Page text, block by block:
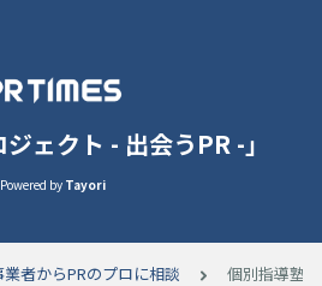
ジェクト - 出会うPR -」
Powered by Tayori
者からPRのプロに相談 個別指導塾